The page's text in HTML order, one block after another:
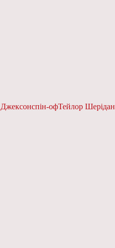
спін-офТейлор Шерідан